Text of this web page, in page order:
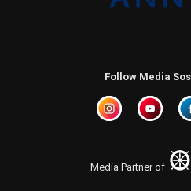
Follow Media
Media Partner of